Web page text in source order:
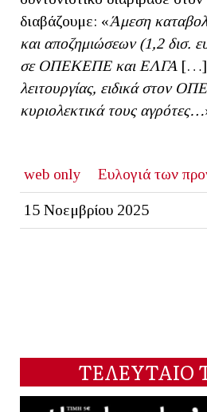
διαβάζουμε: «Άμεση
και αποζημιώσεων (1,2 δισ.
σε ΟΠΕΚΕΠΕ και ΕΛΓΑ […]
λειτουργίας, ειδικά στον
κυριολεκτικά τους αγρότες…
web only
Ευλογιά των
15 Νοεμβρίου 2025
ΤΕΛΕΥΤΑΙΟ